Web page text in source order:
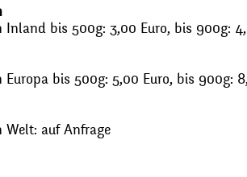
Inland bis 500g: 3,00 Euro, bis 900g:
Europa bis 500g: 5,00 Euro, bis 900g:
Welt: auf Anfrage